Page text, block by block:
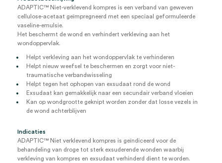
ADAPTIC™ Niet-verklevend kompres is een verband van geweven
cellulose-acetaat geïmpregneerd met een speciaal geformuleerde
vaseline-emulsie.
Het beschermt de wond en verhindert verkleving aan het
wondoppervlak.
Helpt verkleving aan het wondoppervlak te verhinderen
Helpt nieuw weefsel te beschermen en zorgt voor niet-
traumatische verbandwisseling
Helpt tegen het ophopen van exsudaat rond de wond
Exsudaat kan gemakkelijk naar een secundair verband vloeien
Kan op wondgrootte geknipt worden zonder dat losse vezels in
de wond achterblijven
Indicaties
ADAPTIC™ Niet verklevend kompres is geïndiceerd voor de
behandeling van droge tot sterk exsuderende wonden waarbij
verkleving van kompres en exsudaat verhinderd dient te worden.